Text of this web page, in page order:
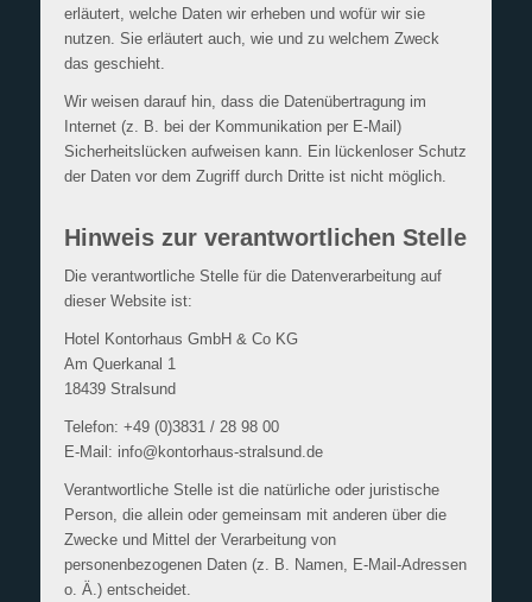
erläutert, welche Daten wir erheben und wofür wir sie
nutzen. Sie erläutert auch, wie und zu welchem Zweck
das geschieht.
Wir weisen darauf hin, dass die Datenübertragung im
Internet (z. B. bei der Kommunikation per E-Mail)
Sicherheitslücken aufweisen kann. Ein lückenloser Schutz
der Daten vor dem Zugriff durch Dritte ist nicht möglich.
Hinweis zur verantwortlichen Stelle
Die verantwortliche Stelle für die Datenverarbeitung auf
dieser Website ist:
Hotel Kontorhaus GmbH & Co KG
Am Querkanal 1
18439 Stralsund
Telefon: +49 (0)3831 / 28 98 00
E-Mail: info@kontorhaus-stralsund.de
Verantwortliche Stelle ist die natürliche oder juristische
Person, die allein oder gemeinsam mit anderen über die
Zwecke und Mittel der Verarbeitung von
personenbezogenen Daten (z. B. Namen, E-Mail-Adressen
o. Ä.) entscheidet.